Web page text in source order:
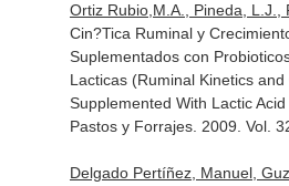
Ortiz Rubio,M.A., Pineda, L.J.,
Cin?Tica Ruminal y
Suplementados con
Lacticas (Ruminal Kinetics
Supplemented With Lactic
Pastos y Forrajes. 2009. Vol.
Delgado Pertíñez, Manuel,